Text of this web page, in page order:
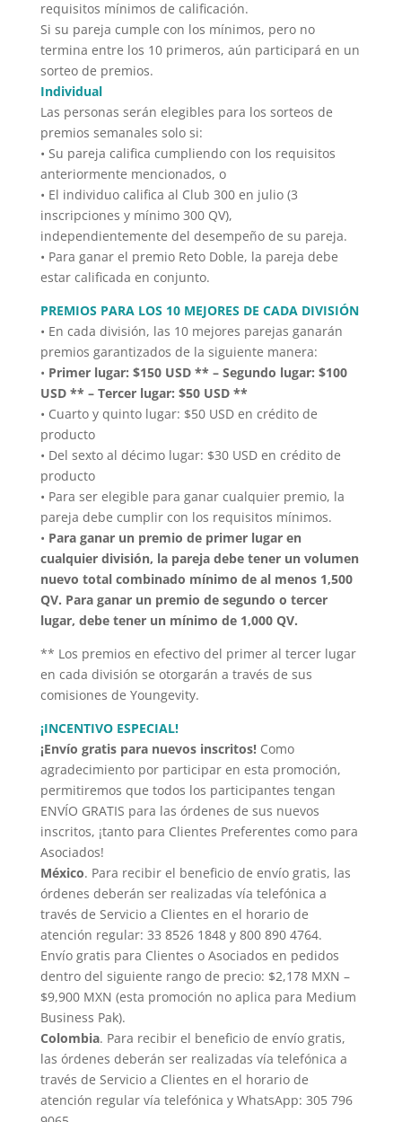
requisitos mínimos de calificación.
Si su pareja cumple con los mínimos, pero no
termina entre los 10 primeros, aún participará en un
sorteo de premios.
Individual
Las personas serán elegibles para los sorteos de
premios semanales solo si:
• Su pareja califica cumpliendo con los requisitos
anteriormente mencionados, o
• El individuo califica al Club 300 en julio (3
inscripciones y mínimo 300 QV),
independientemente del desempeño de su pareja.
• Para ganar el premio Reto Doble, la pareja debe
estar calificada en conjunto.
PREMIOS PARA LOS 10 MEJORES DE CADA DIVISIÓN
• En cada división, las 10 mejores parejas ganarán
premios garantizados de la siguiente manera:
• Primer lugar: $150 USD ** – Segundo lugar: $100
USD ** – Tercer lugar: $50 USD **
• Cuarto y quinto lugar: $50 USD en crédito de
producto
• Del sexto al décimo lugar: $30 USD en crédito de
producto
• Para ser elegible para ganar cualquier premio, la
pareja debe cumplir con los requisitos mínimos.
• Para ganar un premio de primer lugar en
cualquier división, la pareja debe tener un volumen
nuevo total combinado mínimo de al menos 1,500
QV. Para ganar un premio de segundo o tercer
lugar, debe tener un mínimo de 1,000 QV.
** Los premios en efectivo del primer al tercer lugar
en cada división se otorgarán a través de sus
comisiones de Youngevity.
¡INCENTIVO ESPECIAL!
¡Envío gratis para nuevos inscritos!Como
agradecimiento por participar en esta promoción,
permitiremos que todos los participantes tengan
ENVÍO GRATIS para las órdenes de sus nuevos
inscritos, ¡tanto para Clientes Preferentes como para
Asociados!
México. Para recibir el beneficio de envío gratis, las
órdenes deberán ser realizadas vía telefónica a
través de Servicio a Clientes en el horario de
atención regular: 33 8526 1848 y 800 890 4764.
Envío gratis para Clientes o Asociados en pedidos
dentro del siguiente rango de precio: $2,178 MXN –
$9,900 MXN (esta promoción no aplica para Medium
Business Pak).
Colombia. Para recibir el beneficio de envío gratis,
las órdenes deberán ser realizadas vía telefónica a
través de Servicio a Clientes en el horario de
atención regular vía telefónica y WhatsApp: 305 796